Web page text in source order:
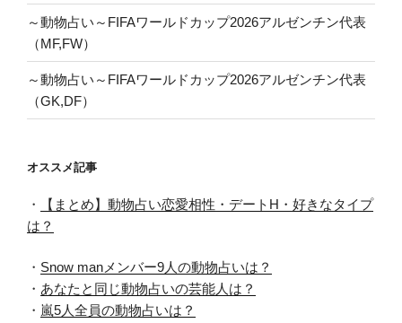
～動物占い～FIFAワールドカップ2026アルゼンチン代表
（MF,FW）
～動物占い～FIFAワールドカップ2026アルゼンチン代表
（GK,DF）
オススメ記事
・
【まとめ】動物占い恋愛相性・デートH・好きなタイプ
は？
・ Snow manメンバー9人の動物占いは？
・ あなたと同じ動物占いの芸能人は？
・ 嵐5人全員の動物占いは？